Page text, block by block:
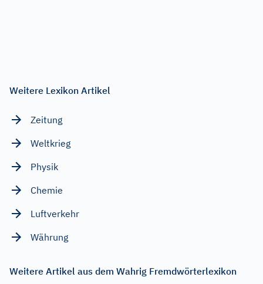
Weitere Lexikon Artikel
Zeitung
Weltkrieg
Physik
Chemie
Luftverkehr
Währung
Weitere Artikel aus dem Wahrig Fremdwörterlexikon